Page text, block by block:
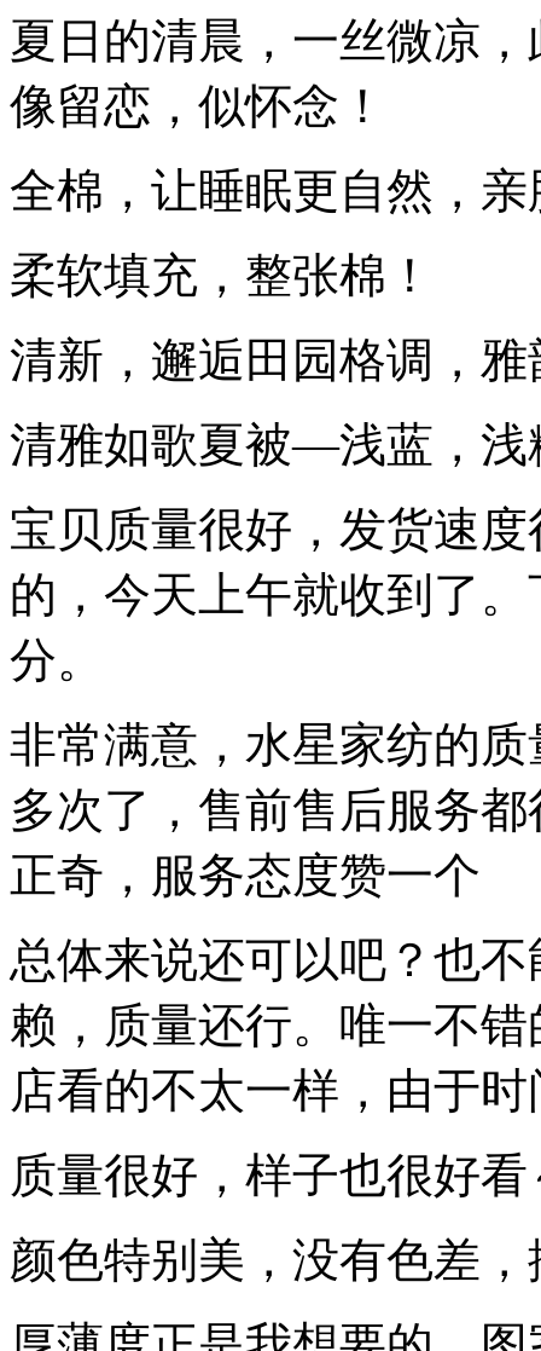
夏日的清晨，一丝微凉
像留恋，似怀念！
全棉，让睡眠更自然，
柔软填充，整张棉！
清新，邂逅田园格调，
清雅如歌夏被—浅蓝，浅
宝贝质量很好，发货速
的，今天上午就收到了
分。
非常满意，水星家纺的
多次了，售前售后服务
正奇，服务态度赞一个
总体来说还可以吧？也
赖，质量还行。唯一不
店看的不太一样，由于
质量很好，样子也很好看
颜色特别美，没有色差